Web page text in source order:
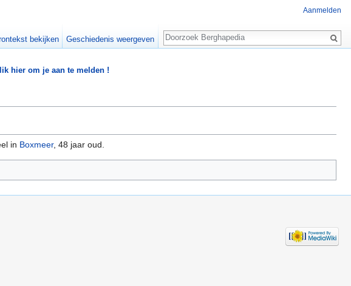
hier om je aan te melden !
in Boxmeer, 48 jaar oud.
Aanmelden
bekijken Geschiedenis weergeven
Zoeken